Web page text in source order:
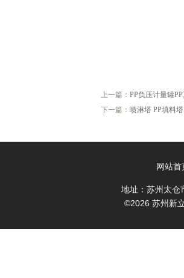
上一篇： PP负压计量罐
下一篇： 喷淋塔 PP填料
网站首
地址：苏州太
©2026 苏州新